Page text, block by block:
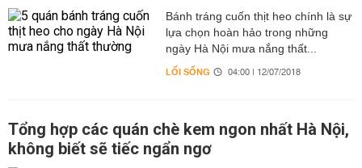
Bánh tráng cuốn thịt heo chính là sự
lựa chọn hoàn hảo trong những
ngày Hà Nội mưa nắng thất...
LỐI SỐNG 04:00 | 12/07/2018
Tổng hợp các quán chè kem ngon nhất Hà Nội,
không biết sẽ tiếc ngẩn ngơ